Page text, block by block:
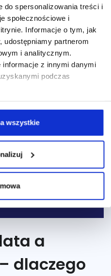
do spersonalizowania treści i
społecznościowe i
Informacje o tym, jak
partnerom
i analitycznym.
informacje z innymi danymi
podczas
wszystkie
a
dlaczego